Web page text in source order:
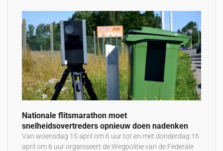
Nationale flitsmarathon moet
snelheidsovertreders opnieuw doen nadenken
Van woensdag 15 april om 6 uur tot en met donderdag 16
april om 6 uur organiseert de Wegpolitie van de Federale